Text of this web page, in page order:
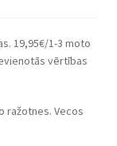
19,95€/1-3 moto
vērtības
ražotnes. Vecos